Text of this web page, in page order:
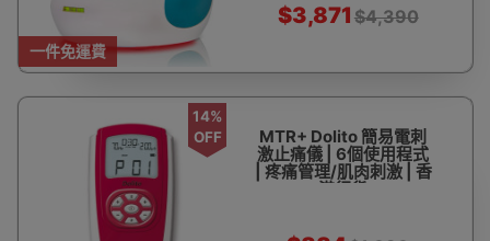
一件免運費
$3,871 $4,390
14%
OFF
MTR+ Dolito 簡易電刺
激止痛儀 | 6個使用程式
| 疼痛管理/肌肉刺激 | 香
港行貨